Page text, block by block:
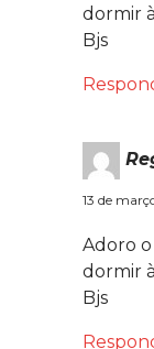
dormir
Bjs
13 de
Adoro
dormir
Bjs